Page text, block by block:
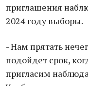
приглашения
2024 году выборы.
- Нам прятать
подойдет срок,
приглaсим